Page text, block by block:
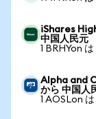
iShares
中国人民元
1 BRHYon
Alpha and
から 中国人
1 AOSLon